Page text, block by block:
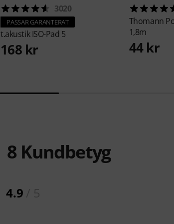
3020
PASSAR GARANTERAT
t.akustikISO-Pad 5
168 kr
Thomann
1,8m
44 kr
8 Kundbetyg
4.9